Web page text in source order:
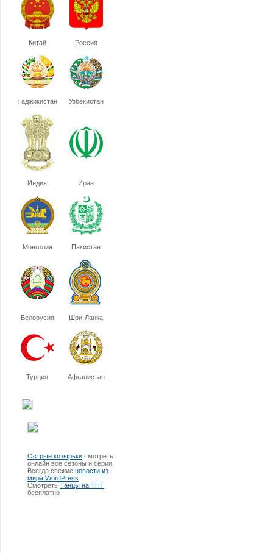
Китай Россия
Таджикистан Узбекистан
Индия Иран
Монголия Пакистан
Белорусия Шри-Ланка
Турция Афганистан
Острые козырьки смотреть
онлайн все сезоны и серии.
Всегда свежие новости из
мира WordPress
Смотреть Танцы на ТНТ
бесплатно